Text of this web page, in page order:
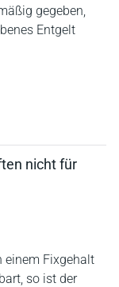
gegeben,
Entgelt
nicht für
einem Fixgehalt
so ist der